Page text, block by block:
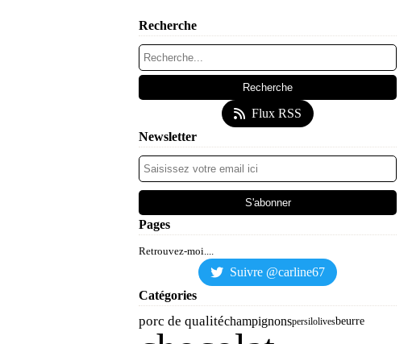
Recherche
Flux RSS
Newsletter
Pages
Retrouvez-moi....
Suivre @carline67
Catégories
porc de qualitéchampignonspersilolivesbeurre